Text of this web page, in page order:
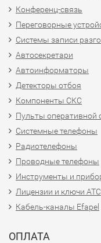
Конференц-связь
Переговорные
Системы записи
Автосекретари
Автоинформаторы
Детекторы отбоя
Компоненты СКС
Пульты оперативной
Системные телефоны
Радиотелефоны
Проводные телефоны
Инструменты и
Лицензии и ключи АТС
Кабель-каналы Efapel
ОПЛАТА